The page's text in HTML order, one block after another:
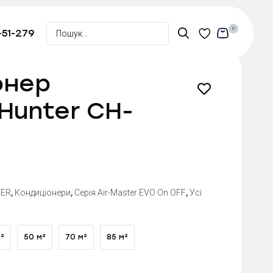
279 0
CH-
, Кондиціонери, Серія Air-Master EVO On OFF,Усі
50 м² 70 м² 85 м²